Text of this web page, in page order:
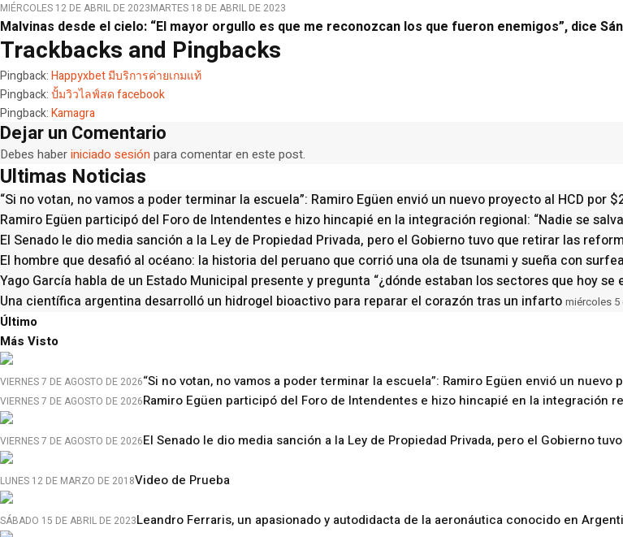
MIÉRCOLES 12 DE ABRIL DE 2023MARTES 18 DE ABRIL DE 2023
Malvinas desde el cielo: “El mayor orgullo es que me reconozcan los que fueron enemigos”, dice
Trackbacks and Pingbacks
Pingback:Happyxbet มีบริการค่ายเกมแท้
Pingback:ปั้มวิวไลฟ์สด facebook
Pingback:Kamagra
Dejar un Comentario
Debes haberiniciado sesión para comentar en este post.
Ultimas Noticias
“Si no votan, no vamos a poder terminar la escuela”: Ramiro Egüen envió un nuevo proyecto al HCD por
Ramiro Egüen participó del Foro de Intendentes e hizo hincapié en la integración regional: “Nadie se
El Senado le dio media sanción a la Ley de Propiedad Privada, pero el Gobierno tuvo que retirar las
El hombre que desafió al océano: la historia del peruano que corrió una ola de tsunami y sueña con
Yago García habla de un Estado Municipal presente y pregunta “¿dónde estaban los sectores que hoy
Una científica argentina desarrolló un hidrogel bioactivo para reparar el corazón tras un infarto miércoles
Último
Más Visto
VIERNES 7 DE AGOSTO DE 2026“Si no votan, no vamos a poder terminar la escuela”: Ramiro Egüen envió un
VIERNES 7 DE AGOSTO DE 2026Ramiro Egüen participó del Foro de Intendentes e hizo hincapié en la integración
VIERNES 7 DE AGOSTO DE 2026El Senado le dio media sanción a la Ley de Propiedad Privada, pero el Gobierno
LUNES 12 DE MARZO DE 2018Video de Prueba
SÁBADO 15 DE ABRIL DE 2023Leandro Ferraris, un apasionado y autodidacta de la aeronáutica conocido en